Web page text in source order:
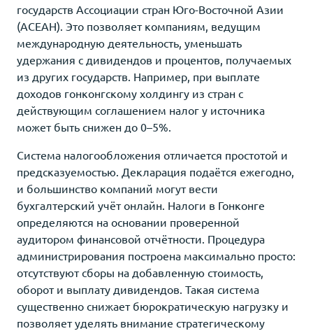
государств Ассоциации стран Юго-Восточной Азии
(АСЕАН). Это позволяет компаниям, ведущим
международную деятельность, уменьшать
удержания с дивидендов и процентов, получаемых
из других государств. Например, при выплате
доходов гонконгскому холдингу из стран с
действующим соглашением налог у источника
может быть снижен до 0–5%.
Система налогообложения отличается простотой и
предсказуемостью. Декларация подаётся ежегодно,
и большинство компаний могут вести
бухгалтерский учёт онлайн. Налоги в Гонконге
определяются на основании проверенной
аудитором финансовой отчётности. Процедура
администрирования построена максимально просто:
отсутствуют сборы на добавленную стоимость,
оборот и выплату дивидендов. Такая система
существенно снижает бюрократическую нагрузку и
позволяет уделять внимание стратегическому